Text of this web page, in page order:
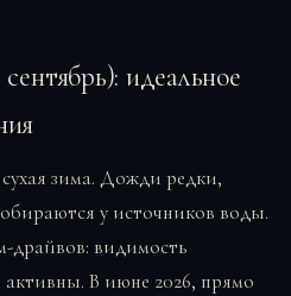
идеальное
зима. Дожди редки,
у источников воды.
драйвов: видимость
В июне 2026, прямо